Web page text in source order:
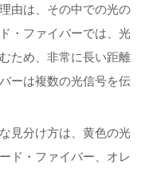
由は、その中での光の
・ファイバーでは、光
ため、非常に長い距離
ーは複数の光信号を伝
見分け方は、黄色の光
ド・ファイバー、オレ